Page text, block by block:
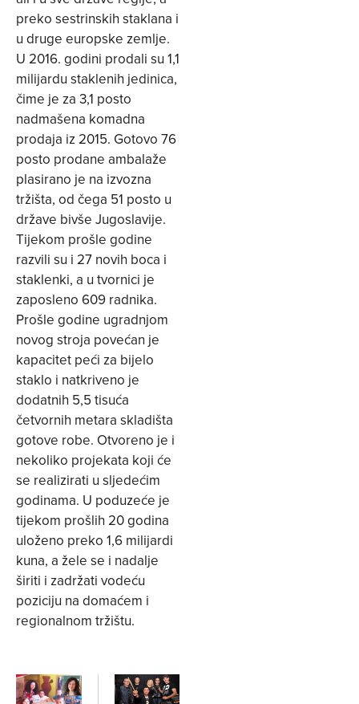
preko sestrinskih staklana i
u druge europske zemlje.
U 2016. godini prodali su 1,1
milijardu staklenih jedinica,
čime je za 3,1 posto
nadmašena komadna
prodaja iz 2015. Gotovo 76
posto prodane ambalaže
plasirano je na izvozna
tržišta, od čega 51 posto u
države bivše Jugoslavije.
Tijekom prošle godine
razvili su i 27 novih boca i
staklenki, a u tvornici je
zaposleno 609 radnika.
Prošle godine ugradnjom
novog stroja povećan je
kapacitet peći za bijelo
staklo i natkriveno je
dodatnih 5,5 tisuća
četvornih metara skladišta
gotove robe. Otvoreno je i
nekoliko projekata koji će
se realizirati u sljedećim
godinama. U poduzeće je
tijekom prošlih 20 godina
uloženo preko 1,6 milijardi
kuna, a žele se i nadalje
širiti i zadržati vodeću
poziciju na domaćem i
regionalnom tržištu.